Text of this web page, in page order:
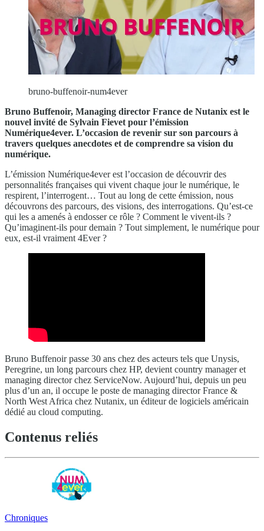
bruno-buffenoir-num4ever
Bruno Buffenoir, Managing director France de Nutanix est le
nouvel invité de Sylvain Fievet pour l’émission
Numérique4ever. L’occasion de revenir sur son parcours à
travers quelques anecdotes et de comprendre sa vision du
numérique.
L’émission Numérique4ever est l’occasion de découvrir des
personnalités françaises qui vivent chaque jour le numérique, le
respirent, l’interrogent… Tout au long de cette émission, nous
découvrons des parcours, des visions, des interrogations. Qu’est-ce
qui les a amenés à endosser ce rôle ? Comment le vivent-ils ?
Qu’imaginent-ils pour demain ? Tout simplement, le numérique pour
eux, est-il vraiment 4Ever ?
Bruno Buffenoir passe 30 ans chez des acteurs tels que Unysis,
Peregrine, un long parcours chez HP, devient country manager et
managing director chez ServiceNow. Aujourd’hui, depuis un peu
plus d’un an, il occupe le poste de managing director France &
North West Africa chez Nutanix, un éditeur de logiciels américain
dédié au cloud computing.
Contenus reliés
Chroniques